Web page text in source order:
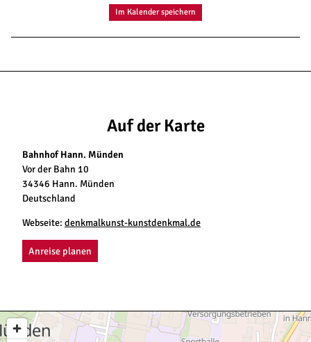
Im Kalender speichern
Auf der Karte
Bahnhof Hann. Münden
Vor der Bahn 10
34346 Hann. Münden
Deutschland
Webseite: denkmalkunst-kunstdenkmal.de
Anreise planen